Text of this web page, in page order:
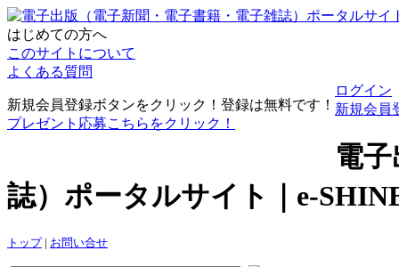
はじめての方へ
このサイトについて
よくある質問
新規会員登録ボタンをクリック！登録は無料です！
プレゼント応募こちらをクリック！
ログイン
新規会員
電
誌）ポータルサイト｜e-
トップ| お問い合せ